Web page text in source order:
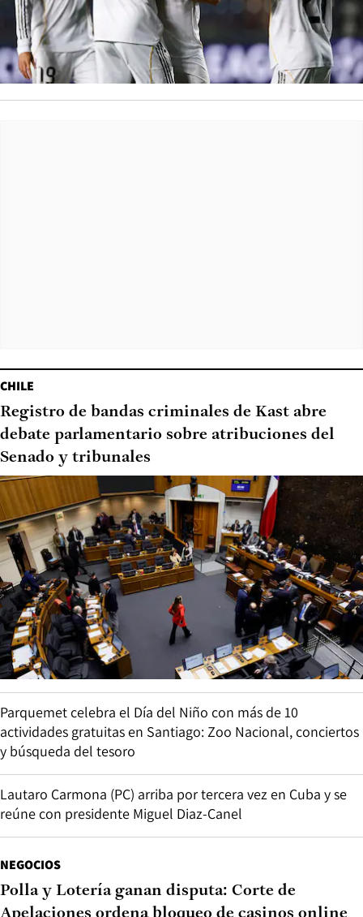
CHILE
Registro de bandas criminales de Kast abre
debate parlamentario sobre atribuciones del
Senado y tribunales
Parquemet celebra el Día del Niño con más de 10
actividades gratuitas en Santiago: Zoo Nacional, conciertos
y búsqueda del tesoro
Lautaro Carmona (PC) arriba por tercera vez en Cuba y se
reúne con presidente Miguel Diaz-Canel
NEGOCIOS
Polla y Lotería ganan disputa: Corte de